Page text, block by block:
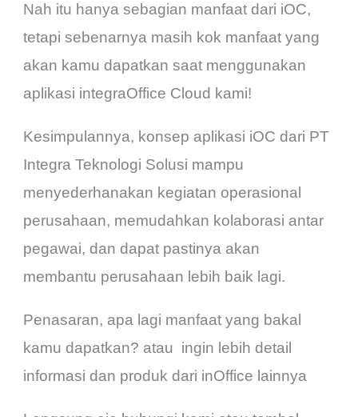
Nah itu hanya sebagian manfaat dari iOC,
tetapi sebenarnya masih kok manfaat yang
akan kamu dapatkan saat menggunakan
aplikasi integraOffice Cloud kami!
Kesimpulannya, konsep aplikasi iOC dari PT
Integra Teknologi Solusi mampu
menyederhanakan kegiatan operasional
perusahaan, memudahkan kolaborasi antar
pegawai, dan dapat pastinya akan
membantu perusahaan lebih baik lagi.
Penasaran, apa lagi manfaat yang bakal
kamu dapatkan? atau ingin lebih detail
informasi dan produk dari inOffice lainnya